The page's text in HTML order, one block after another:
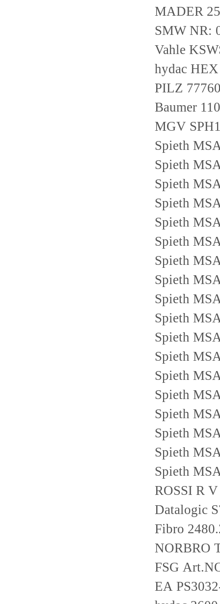
MADER
SMW NR:
Vahle
hydac
PILZ
Baumer
MGV
Spieth
Spieth
Spieth
Spieth
Spieth
Spieth
Spieth
Spieth
Spieth
Spieth
Spieth
Spieth
Spieth
Spieth
Spieth
Spieth
Spieth
Spieth
ROSSI R
Datalogic
Fibro
NORBRO
FSG
EA